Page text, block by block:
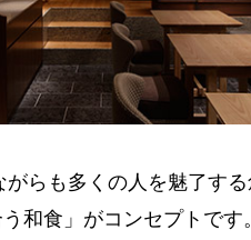
らも多くの人を魅了す
和食」がコンセプトで